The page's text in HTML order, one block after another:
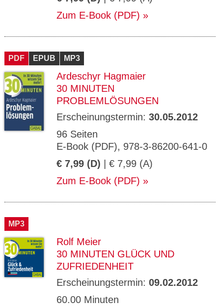
Zum E-Book (PDF)
PDF EPUB MP3
Ardeschyr Hagmaier
30 MINUTEN
PROBLEMLÖSUNGEN
Erscheinungstermin: 30.05.2012
96 Seiten
E-Book (PDF), 978-3-86200-641-0
€ 7,99 (D) | € 7,99 (A)
Zum E-Book (PDF)
MP3
Rolf Meier
30 MINUTEN GLÜCK UND
ZUFRIEDENHEIT
Erscheinungstermin: 09.02.2012
60.00 Minuten